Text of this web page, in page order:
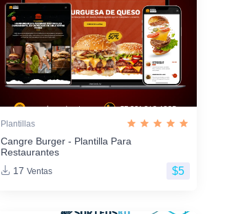
Plantillas
Cangre Burger - Plantilla Para
Restaurantes
17 Ventas $5